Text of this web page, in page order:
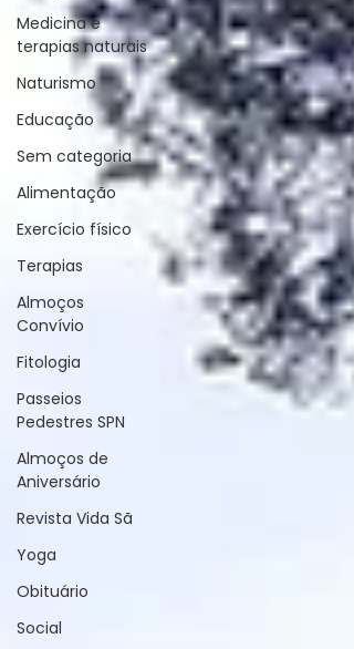
Medicina e
terapias naturais
Naturismo
Educação
Sem categoria
Alimentação
Exercício físico
Terapias
Almoços
Convívio
Fitologia
Passeios
Pedestres SPN
Almoços de
Aniversário
Revista Vida Sã
Yoga
Obituário
Social